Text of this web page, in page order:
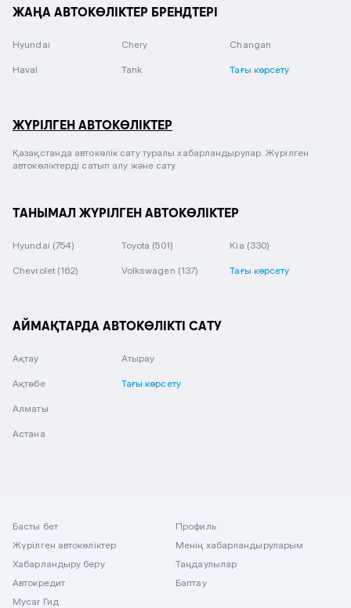
ЖАҢА АВТОКӨЛІКТЕР БРЕНДТЕРІ
Hyundai Chery Changan
Haval Tank Тағы көрсету
ЖҮРІЛГЕН АВТОКӨЛІКТЕР
Қазақстанда автокөлік сату туралы хабарландырулар. Жүрілген
автокөліктерді сатып алу және сату.
ТАНЫМАЛ ЖҮРІЛГЕН АВТОКӨЛІКТЕР
Hyundai (754) Toyota (501) Kia (330)
Chevrolet (162) Volkswagen (137) Тағы көрсету
АЙМАҚТАРДА АВТОКӨЛІКТІ САТУ
Ақтау
Ақтөбе
Алматы
Астана
Атырау
Тағы көрсету
Басты бет
Жүрілген автокөліктер
Хабарландыру беру
Автокредит
Mycar Гид
Профиль
Менің хабарландыруларым
Таңдаулылар
Баптау